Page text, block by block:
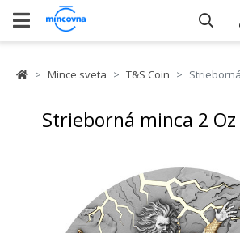
Mince sveta T&S Coin
Strieborná minca 2 Oz